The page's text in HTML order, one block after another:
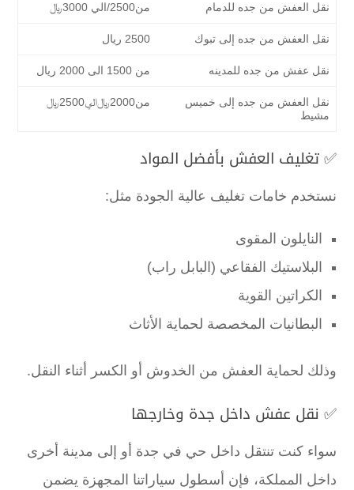
نقل العفش من جده للدمام من2500/الي 3000﷼
نقل العفش من جده إلى تبوك 2500 ريال
نقل عفش من جده للمدينه من 1500 الى 2000 ريال
نقل العفش من جده إلى خميس
مشيط
من2000﷼الي2500﷼
✅ تغليف العفش بأفضل المواد
نستخدم خامات تغليف عالية الجودة مثل:
النايلون المقوى
البلاستيك الفقاعي (البابل راب)
الكراتين القوية
البطانيات المخصصة لحماية الأثاث
وذلك لحماية العفش من الخدوش أو الكسر أثناء النقل.
✅ نقل عفش داخل جدة وخارجها
سواء كنت تنتقل داخل حي في جدة أو إلى مدينة أخرى
داخل المملكة، فإن أسطول سياراتنا المجهزة يضمن